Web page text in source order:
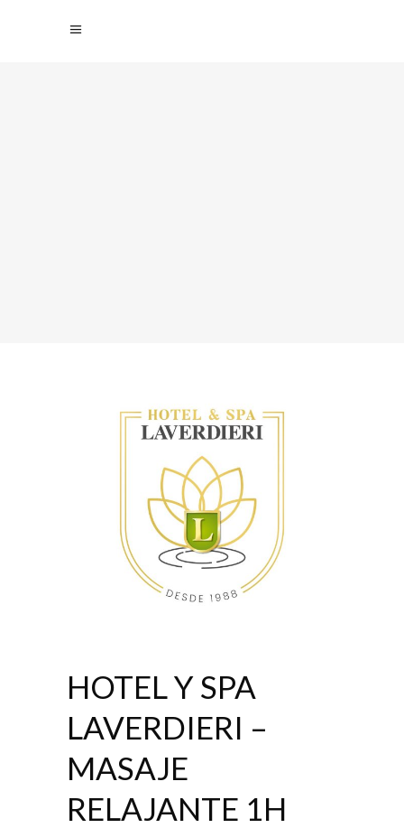
HOTEL Y SPA
LAVERDIERI –
MASAJE
RELAJANTE 1H